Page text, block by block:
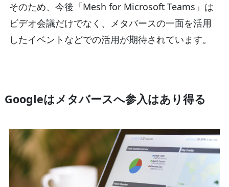
そのため、今後「Mesh for Microsoft Teams」は
ビデオ会議だけでなく、メタバースの一面を活用
したイベントなどでの活用が期待されています。
Googleはメタバースへ参入はあり得る